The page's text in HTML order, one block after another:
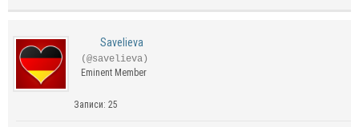
Savelieva
(@savelieva)
Eminent Member
Записи: 25